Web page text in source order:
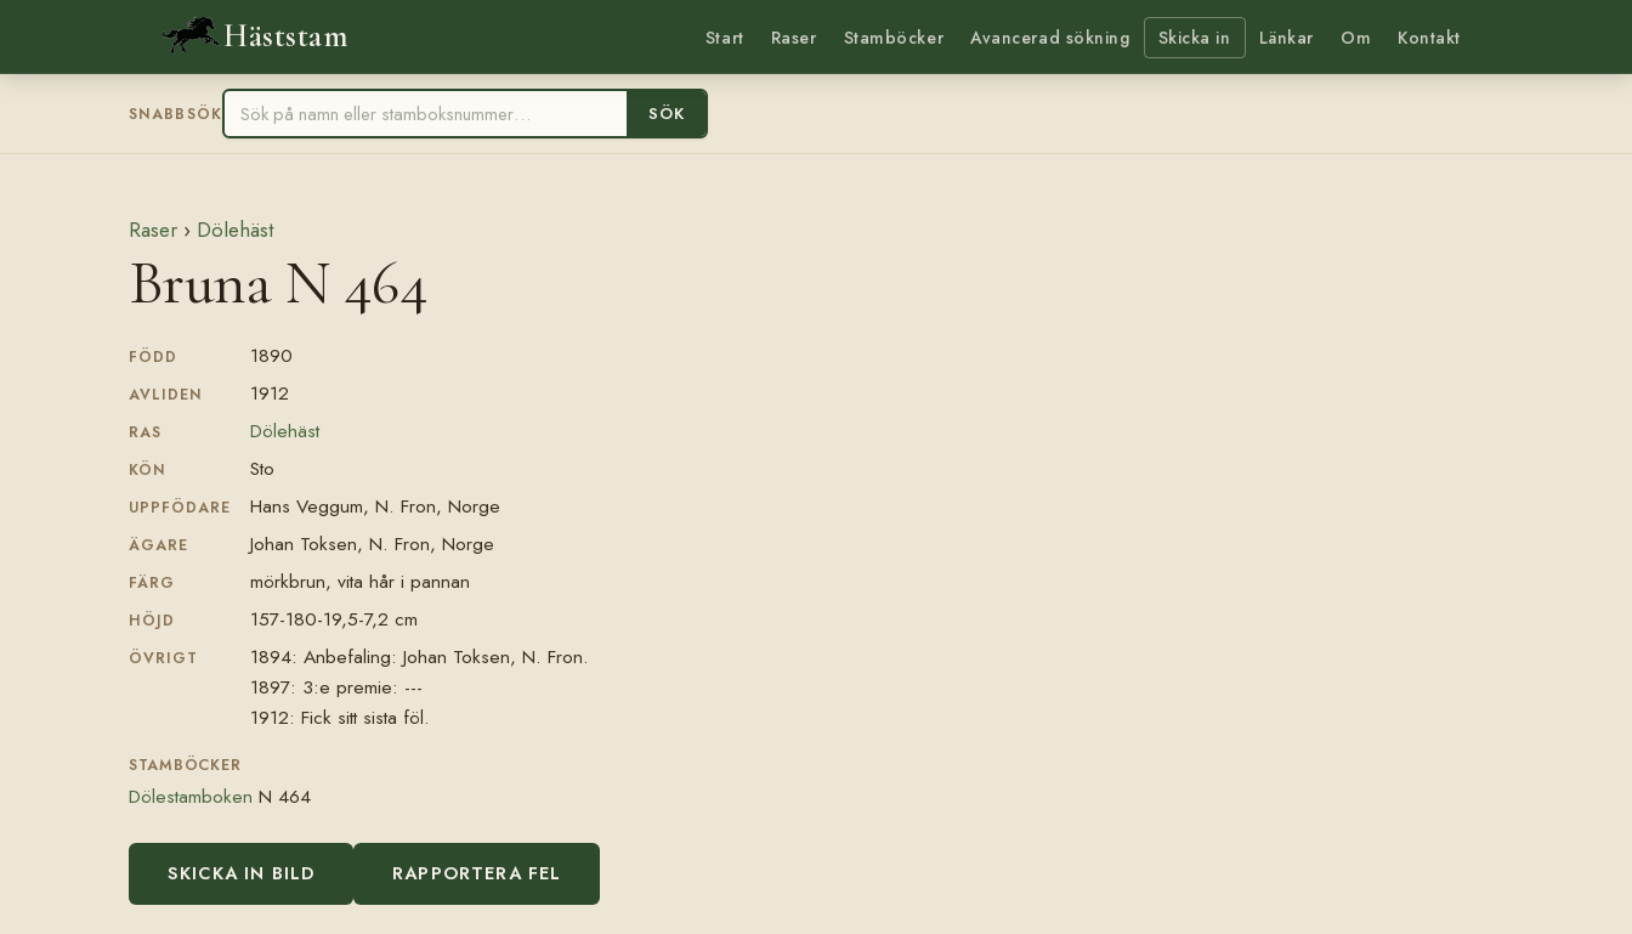
Häststam Start Raser Stamböcker Avancerad sökning Skicka in Länkar Om Kontakt
SNABBSÖK SÖK
Raser › Dölehäst
Bruna N 464
FÖDD 1890
AVLIDEN 1912
RAS Dölehäst
KÖN Sto
UPPFÖDARE Hans Veggum, N. Fron, Norge
ÄGARE Johan Toksen, N. Fron, Norge
FÄRG mörkbrun, vita hår i pannan
HÖJD 157-180-19,5-7,2 cm
ÖVRIGT
1894: Anbefaling: Johan Toksen, N. Fron.
1897: 3:e premie: ---
1912: Fick sitt sista föl.
STAMBÖCKER
Dölestamboken N 464
SKICKA IN BILD RAPPORTERA FEL